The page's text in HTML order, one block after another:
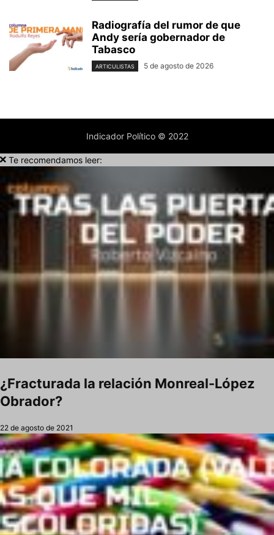
Radiografía del rumor de que
Andy sería gobernador de
Tabasco
ARTICULISTAS 5 de agosto de 2026
Indicador Político © 2022
Te recomendamos leer:
¿Fracturada la relación Monreal-López
Obrador?
22 de agosto de 2021